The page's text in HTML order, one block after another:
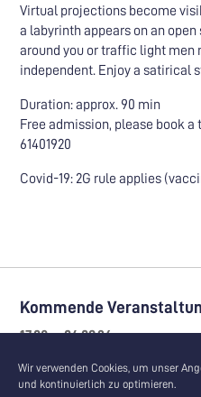
Wir verwenden Cookies, um unser
und kontinuierlich zu optimieren.
Virtual projections become
a labyrinth appears on an
around you or traffic light men
independent. Enjoy a satirical
Duration: approx. 90 min
Free admission, please book a
61401920
Covid-19: 2G rule applies
Kommende
17.08. – 04.09.26
Sommerakademie zum SEZ